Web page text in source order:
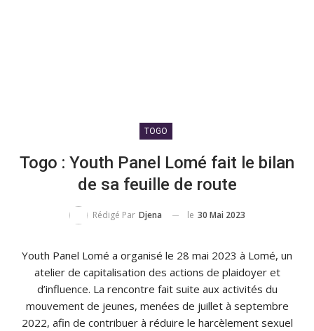
TOGO
Togo : Youth Panel Lomé fait le bilan
de sa feuille de route
Rédigé Par Djena le 30 Mai 2023
Youth Panel Lomé a organisé le 28 mai 2023 à Lomé, un
atelier de capitalisation des actions de plaidoyer et
d’influence. La rencontre fait suite aux activités du
mouvement de jeunes, menées de juillet à septembre
2022, afin de contribuer à réduire le harcèlement sexuel